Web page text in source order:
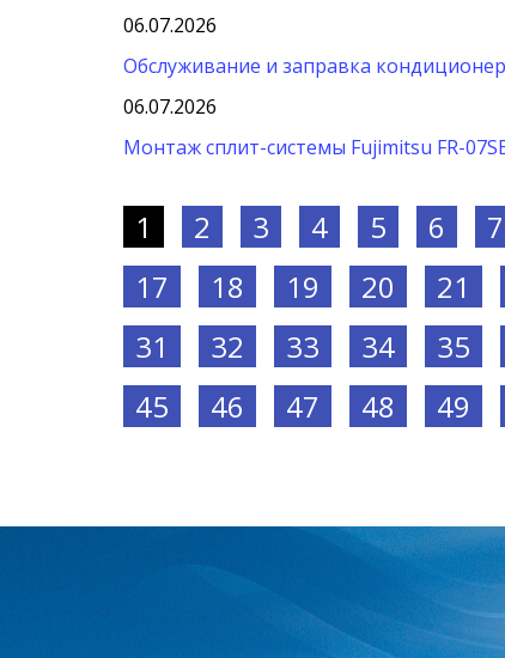
06.07.2026
Обслуживание и заправка
06.07.2026
Монтаж сплит-системы Fujimitsu FR-
1 2 3 4 5 6 7
17
18 19 20 21
31
32 33 34 35
45
46 47 48 49